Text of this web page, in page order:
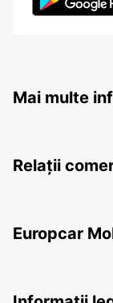
Mai multe
Relații
Europcar